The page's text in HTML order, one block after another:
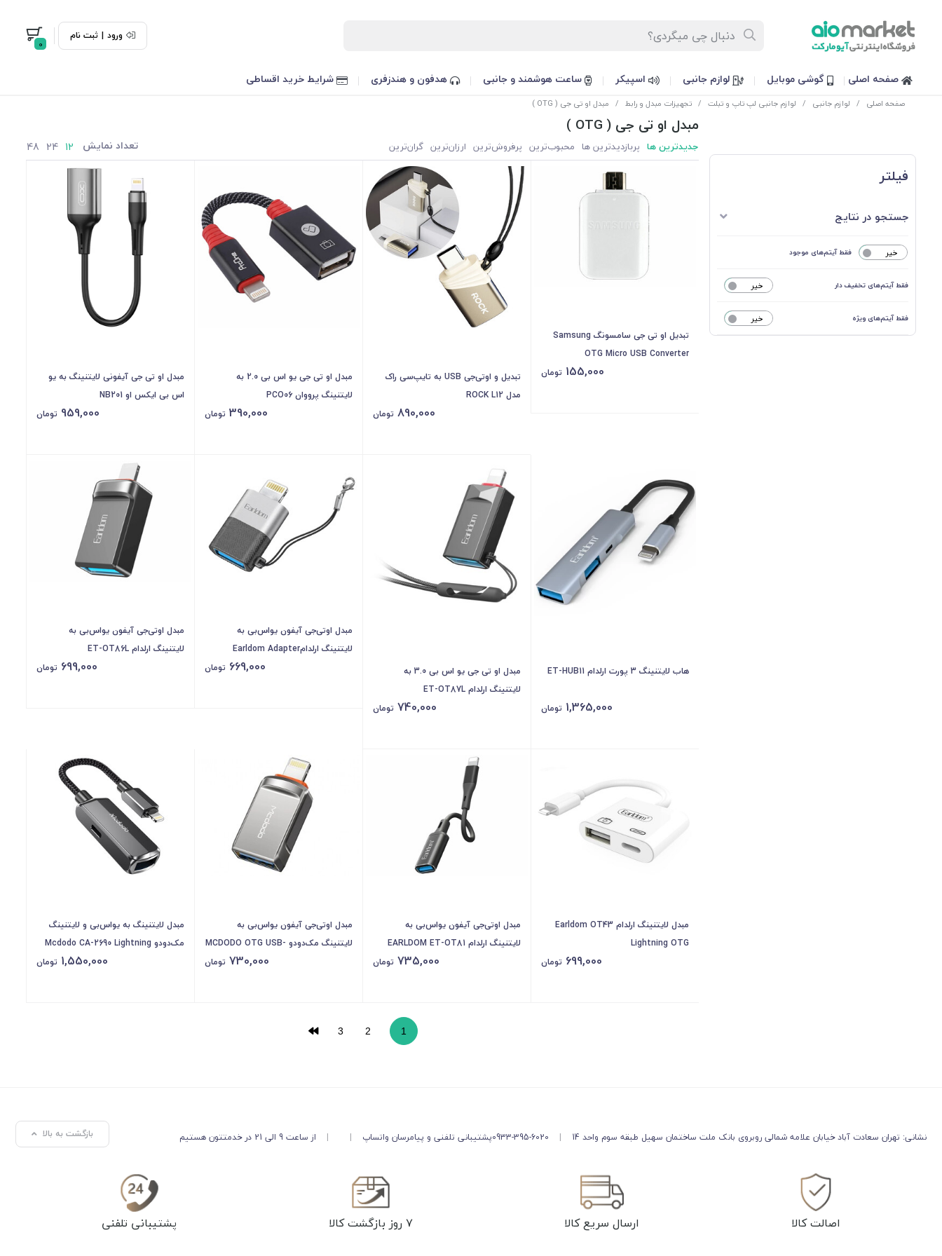
ورود | ثبت نام
0
صفحه اصلی گوشی موبایل لوازم جانبی اسپیکر ساعت هوشمند و جانبی هدفون و هندزفری شرایط خرید اقساطی
صفحه اصلی / لوازم جانبی / لوازم جانبی لپ تاپ و تبلت / تجهیزات مبدل و رابط / مبدل او تی جی ( OTG )
فیلتر
جستجو در نتایج
خیر فقط آیتم‌های موجود
خیر فقط آیتم‌های تخفیف دار
خیر فقط آیتم‌های ویژه
مبدل او تی جی ( OTG )
جدیدترین ها پربازدیدترین ها محبوب‌‌ترین پرفروش‌ترین ارزان‌ترین گران‌ترین تعداد نمایش 12
24
48
تبدیل او تی جی سامسونگ Samsung
OTG Micro USB Converter
155,000 تومان
تبديل و اوتی‌جی USB به تایپ‌سی راک
مدل ROCK L12
890,000 تومان
مبدل او تی جی یو اس بی 2.0 به
لایتنینگ پرووان PCO06
390,000 تومان
مبدل او تی جی آیفونی لایتنینگ به یو
اس بی ایکس او NB201
959,000 تومان
هاب لایتنینگ 3 پورت ارلدام ET-HUB11
1,365,000 تومان
مبدل او تی جی یو اس بی 3.0 به
لایتنینگ ارلدام ET-OT87L
740,000 تومان
مبدل اوتی‌جی آیفون یواس‌بی به
لایتنینگ ارلدامEarldom Adapter
Lighting ET-OT74 IOS adapter
669,000 تومان
مبدل اوتی‌جی آیفون یواس‌بی به
لایتنینگ ارلدام ET-OT86L
699,000 تومان
مبدل لایتنینگ ارلدام Earldom OT43
Lightning OTG
699,000 تومان
مبدل اوتی‌جی آیفون یواس‌بی به
لایتنینگ ارلدام EARLDOM ET-OT81
735,000 تومان
مبدل اوتی‌جی آیفون یواس‌بی به
لایتنینگ مک‌دودو MCDODO OTG USB-
A 3.0 To Lightning Mini OTG
730,000 تومان
مبدل لایتنینگ به یواس‌بی و لایتنینگ
مک‌دودو Mcdodo CA-2690 Lightning
1,550,000 تومان
1
2
3
نشانی: تهران سعادت آباد خیابان علامه شمالی روبروی بانک ملت ساختمان سهیل طبقه سوم واحد 14 |
0933-395-6020پشتیبانی تلفنی و پیامرسان واتساپ |
| از ساعت 9 الی 21 در خدمتتون هستیم بازگشت به بالا
اصالت کالا ارسال سریع کالا ۷ روز بازگشت کالا پشتیبانی تلفنی